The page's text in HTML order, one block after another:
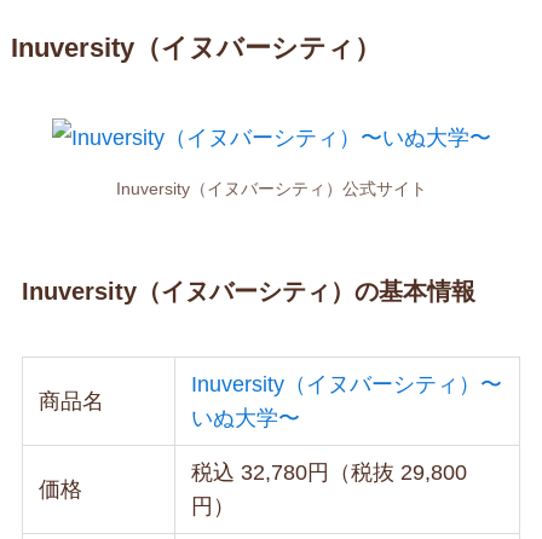
Inuversity（イヌバーシティ）
Inuversity（イヌバーシティ）公式サイト
Inuversity（イヌバーシティ）の基本情報
商品名
Inuversity（イヌバーシティ）〜
いぬ大学〜
価格
税込 32,780円（税抜 29,800
円）